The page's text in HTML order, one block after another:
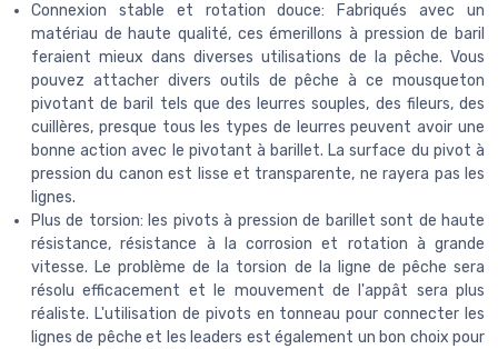
Connexion stable et rotation douce: Fabriqués avec un
matériau de haute qualité, ces émerillons à pression de baril
feraient mieux dans diverses utilisations de la pêche. Vous
pouvez attacher divers outils de pêche à ce mousqueton
pivotant de baril tels que des leurres souples, des fileurs, des
cuillères, presque tous les types de leurres peuvent avoir une
bonne action avec le pivotant à barillet. La surface du pivot à
pression du canon est lisse et transparente, ne rayera pas les
lignes.
Plus de torsion: les pivots à pression de barillet sont de haute
résistance, résistance à la corrosion et rotation à grande
vitesse. Le problème de la torsion de la ligne de pêche sera
résolu efficacement et le mouvement de l'appât sera plus
réaliste. L'utilisation de pivots en tonneau pour connecter les
lignes de pêche et les leaders est également un bon choix pour